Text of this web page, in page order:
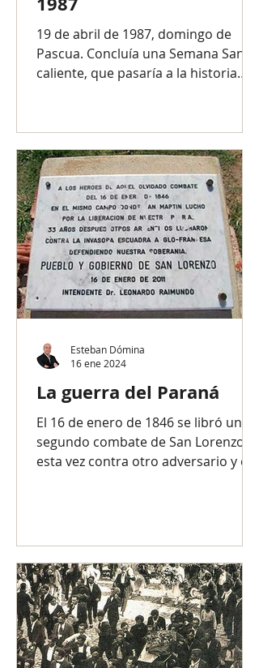
19 de abril de 1987, domingo de
Pascua. Concluía una Semana Santa
caliente, que pasaría a la historia
La guerra del Paraná
El 16 de enero de 1846 se libró un
segundo combate de San Lorenzo,
esta vez contra otro adversario y en
Esteban Dómina
16 ene 2024